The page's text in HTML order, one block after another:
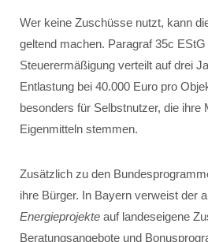
Wer keine Zuschüsse nutzt, kann
geltend machen. Paragraf 35c
Steuerermäßigung verteilt auf drei
Entlastung bei 40.000 Euro pro
besonders für Selbstnutzer, die ihre
Eigenmitteln stemmen.
Zusätzlich zu den
ihre Bürger. In Bayern verweist der
Energieprojekte auf landeseigene
Beratungsangebote und